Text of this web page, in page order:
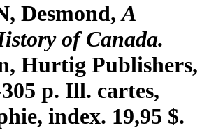
Desmond,A
of Canada.
Hurtig Publishers,
p. Ill. cartes,
index. 19,95 $.